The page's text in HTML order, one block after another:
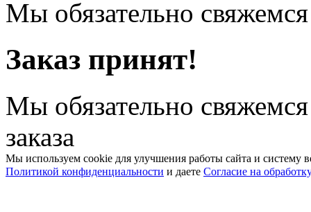
Мы обязательно
Заказ принят!
Мы обязательно
заказа
Мы используем cookie для улучшения работы сайта и систему
Политикой конфиденциальности и даете Согласие на